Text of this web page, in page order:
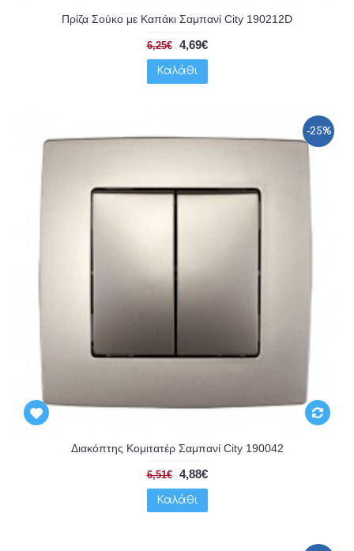
Πρίζα Σούκο με Καπάκι Σαμπανί City 190212D
6,25€ 4,69€
Καλάθι
-25%
Διακόπτης Κομιτατέρ Σαμπανί City 190042
6,51€ 4,88€
Καλάθι